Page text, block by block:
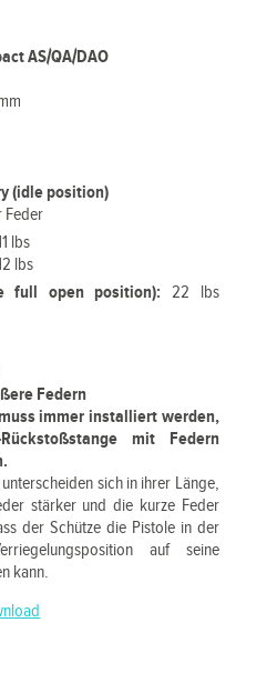
AS/QA/DAO
(idle position)
Feder
lbs
lbs
full open position): 22 lbs
Federn
immer installiert werden,
mit Federn
sich in ihrer Länge,
stärker und die kurze Feder
der Schütze die Pistole in der
auf seine
kann.